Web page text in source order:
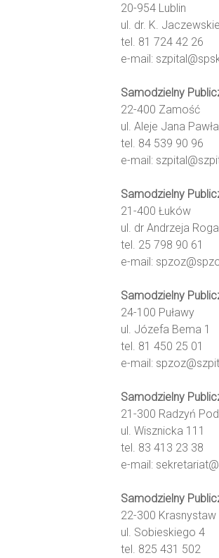
20-954 Lublin
ul. dr. K.
tel. 81 724 42 26
e-mail:
Samodzielny
22-400 Zamość
ul. Aleje Jana
tel. 84 539 90 96
e-mail:
Samodzielny
21-400 Łuków
ul. dr Andrzeja
tel. 25 798 90 61
e-mail:
Samodzielny
24-100 Puławy
ul. Józefa Bema 1
tel. 81 450 25 01
e-mail:
Samodzielny
21-300 Radzyń
ul. Wisznicka 111
tel. 83 413 23 38
e-mail:
Samodzielny
22-300 Krasnystaw
ul. Sobieskiego 4
tel. 825 431 502